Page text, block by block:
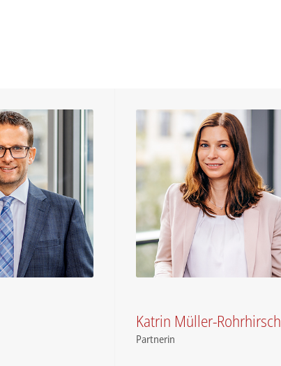
Katrin Müller-Rohrhirsch
Partnerin